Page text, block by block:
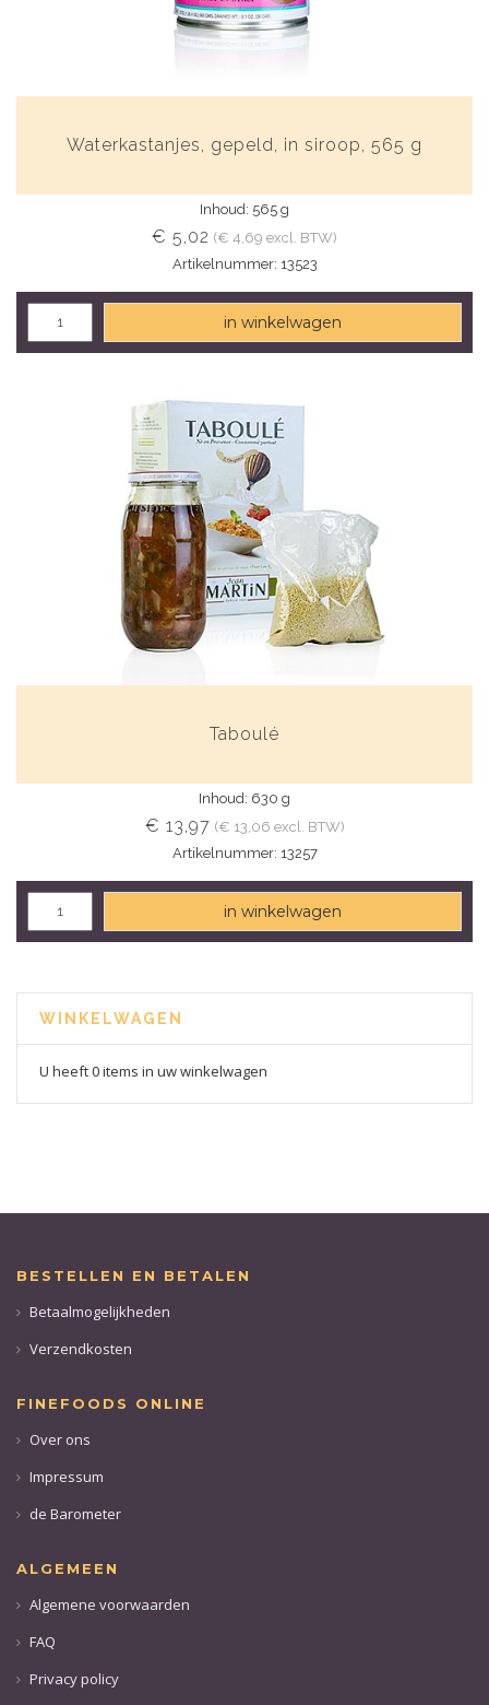
Waterkastanjes, gepeld, in siroop, 565 g
Inhoud: 565 g
€ 5,02 (€ 4,69 excl. BTW)
Artikelnummer: 13523
in winkelwagen
Taboulé
Inhoud: 630 g
€ 13,97 (€ 13,06 excl. BTW)
Artikelnummer: 13257
in winkelwagen
WINKELWAGEN
U heeft 0 items in uw winkelwagen
BESTELLEN EN BETALEN
Betaalmogelijkheden
Verzendkosten
FINEFOODS ONLINE
Over ons
Impressum
de Barometer
ALGEMEEN
Algemene voorwaarden
FAQ
Privacy policy